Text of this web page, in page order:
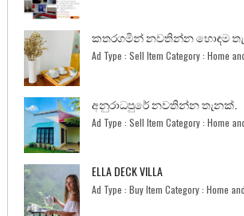
කතරගමින් නවතින්න හොඳම
Ad Type : Sell Item Category : Home and
අනුරාධපුරේ නවතින්න තැනක්.
Ad Type : Sell Item Category : Home and
ELLA DECK VILLA
Ad Type : Buy Item Category : Home and